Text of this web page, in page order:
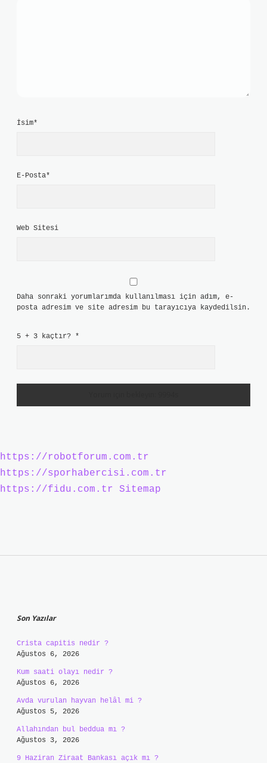
İsim*
E-Posta*
Web Sitesi
Daha sonraki yorumlarımda kullanılması için adım, e-
posta adresim ve site adresim bu tarayıcıya kaydedilsin.
5 + 3 kaçtır? *
https://robotforum.com.tr
https://sporhabercisi.com.tr
https://fidu.com.tr
Sitemap
Son Yazılar
Crista capitis nedir ?
Ağustos 6, 2026
Kum saati olayı nedir ?
Ağustos 6, 2026
Avda vurulan hayvan helâl mi ?
Ağustos 5, 2026
Allahından bul beddua mı ?
Ağustos 3, 2026
9 Haziran Ziraat Bankası açık mı ?